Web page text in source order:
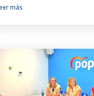
más